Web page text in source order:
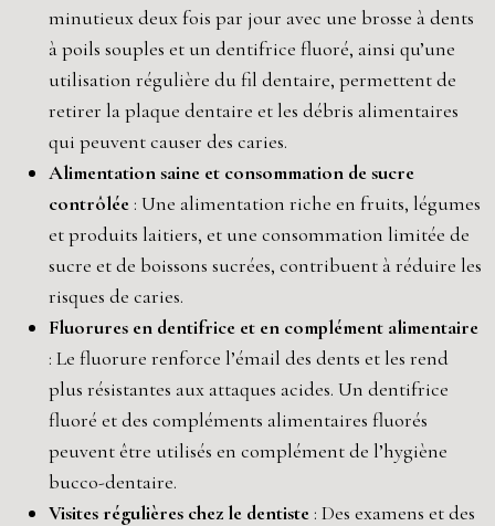
minutieux deux fois par jour avec une brosse à dents
à poils souples et un dentifrice fluoré, ainsi qu’une
utilisation régulière du fil dentaire, permettent de
retirer la plaque dentaire et les débris alimentaires
qui peuvent causer des caries.
Alimentation saine et consommation de sucre
contrôlée : Une alimentation riche en fruits, légumes
et produits laitiers, et une consommation limitée de
sucre et de boissons sucrées, contribuent à réduire les
risques de caries.
Fluorures en dentifrice et en complément alimentaire
: Le fluorure renforce l’émail des dents et les rend
plus résistantes aux attaques acides. Un dentifrice
fluoré et des compléments alimentaires fluorés
peuvent être utilisés en complément de l’hygiène
bucco-dentaire.
Visites régulières chez le dentiste : Des examens et des